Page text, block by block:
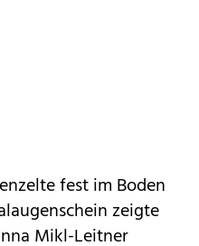
fest im Boden
zeigte
Mikl-Leitner